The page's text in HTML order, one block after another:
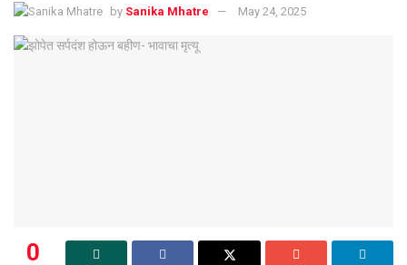
by Sanika Mhatre May 24, 2025
0